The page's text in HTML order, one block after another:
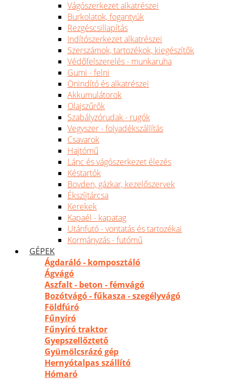
Vágószerkezet alkatrészei
Burkolatok, fogantyúk
Rezgéscsillapítás
Indítószerkezet alkatrészei
Szerszámok, tartozékok, kiegészítők
Védőfelszerelés - munkaruha
Gumi - felni
Önindító és alkatrészei
Akkumulátorok
Olajszűrők
Szabályzórudak - rugók
Vegyszer - folyadékszállítás
Csavarok
Hajtómű
Lánc és vágószerkezet élezés
Késtartók
Bovden, gázkar, kezelőszervek
Ékszíjtárcsa
Kerekek
Kapaél - kapatag
Utánfutó - vontatás és tartozékai
Kormányzás - futómű
GÉPEK
Ágdaráló - komposztáló
Ágvágó
Aszfalt - beton - fémvágó
Bozótvágó - fűkasza - szegélyvágó
Földfúró
Fűnyíró
Fűnyíró traktor
Gyepszellőztető
Gyümölcsrázó gép
Hernyótalpas szállító
Hómaró